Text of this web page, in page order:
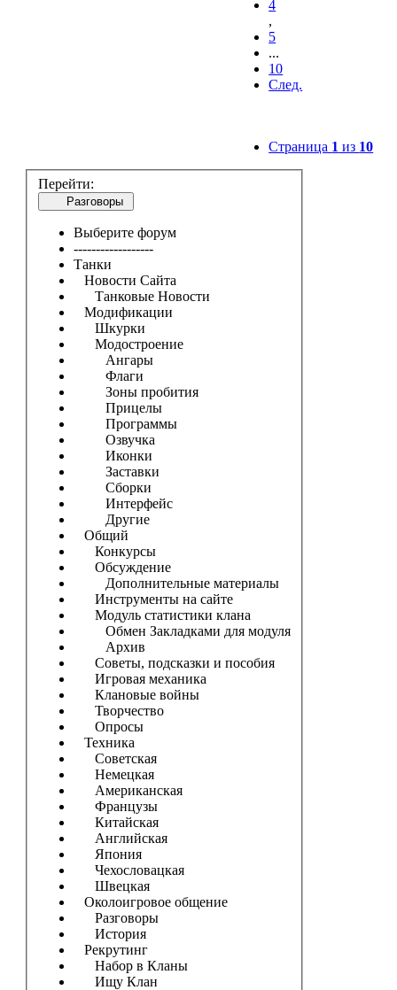
4
,
5
...
10
След.
Страница 1 из 10
Перейти:
Разговоры
Выберите форум
------------------
Танки
Новости Сайта
Танковые Новости
Модификации
Шкурки
Модостроение
Ангары
Флаги
Зоны пробития
Прицелы
Программы
Озвучка
Иконки
Заставки
Сборки
Интерфейс
Другие
Общий
Конкурсы
Обсуждение
Дополнительные материалы
Инструменты на сайте
Модуль статистики клана
Обмен Закладками для модуля
Архив
Советы, подсказки и пособия
Игровая механика
Клановые войны
Творчество
Опросы
Техника
Советская
Немецкая
Американская
Французы
Китайская
Английская
Япония
Чехословацкая
Швецкая
Околоигровое общение
Разговоры
История
Рекрутинг
Набор в Кланы
Ищу Клан